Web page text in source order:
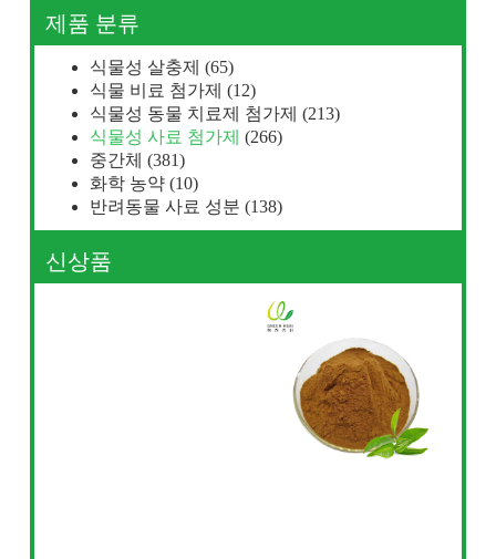
제품 분류
식물성 살충제 (65)
식물 비료 첨가제 (12)
식물성 동물 치료제 첨가제 (213)
식물성 사료 첨가제 (266)
중간체 (381)
화학 농약 (10)
반려동물 사료 성분 (138)
신상품